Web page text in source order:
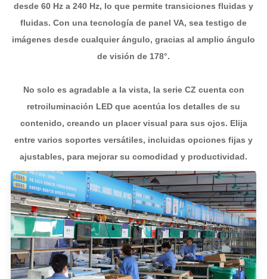
desde 60 Hz a 240 Hz, lo que permite transiciones fluidas y
fluidas. Con una tecnología de panel VA, sea testigo de
imágenes desde cualquier ángulo, gracias al amplio ángulo
de visión de 178°.
No solo es agradable a la vista, la serie CZ cuenta con
retroiluminación LED que acentúa los detalles de su
contenido, creando un placer visual para sus ojos. Elija
entre varios soportes versátiles, incluidas opciones fijas y
ajustables, para mejorar su comodidad y productividad.